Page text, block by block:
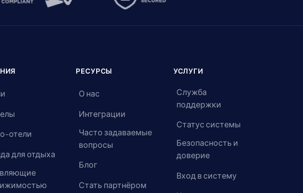
отели
для отдыха
РЕСУРСЫ
О нас
Интеграции
Часто задаваемые
вопросы
Блог
Стать партнёром
УСЛУГИ
Служба
поддержки
Статус системы
Безопасность и
доверие
Вход в систему